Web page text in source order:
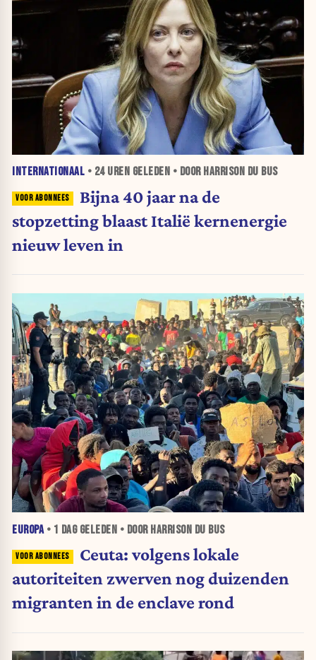
INTERNATIONAAL • 24 UREN GELEDEN • DOOR HARRISON DU BUS
Bijna 40 jaar na de
stopzetting blaast Italië kernenergie
nieuw leven in
EUROPA• 1 DAGGELEDEN • DOOR HARRISON DU BUS
Ceuta: volgens lokale
autoriteiten zwerven nog duizenden
migranten in de enclave rond